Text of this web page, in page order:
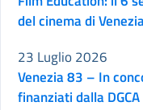
del cinema di
Venezia 83 – In
finanziati dalla DGCA
23 Luglio 2026